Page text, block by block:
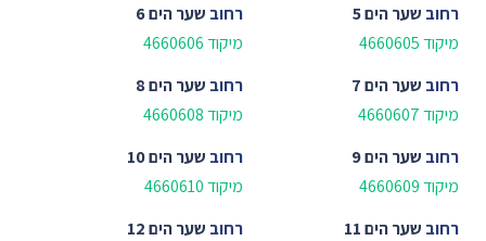
רחוב שער הים 5
מיקוד 4660605
רחוב שער הים 6
מיקוד 4660606
רחוב שער הים 7
מיקוד 4660607
רחוב שער הים 8
מיקוד 4660608
רחוב שער הים 9
מיקוד 4660609
רחוב שער הים 10
מיקוד 4660610
רחוב שער הים 11 רחוב שער הים 12